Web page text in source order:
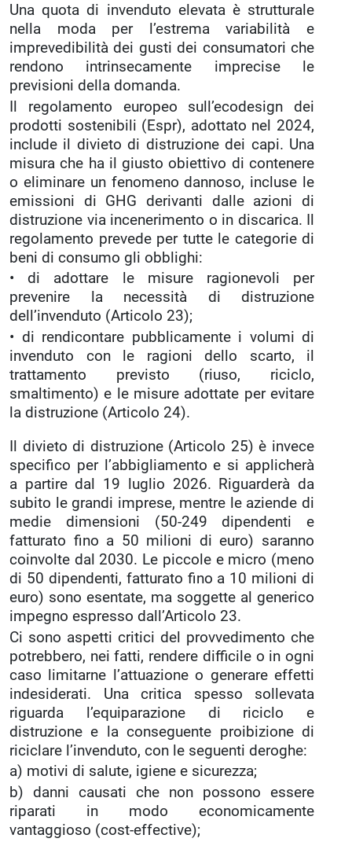
Una quota di invenduto elevata è strutturale
nella moda per l’estrema variabilità e
imprevedibilità dei gusti dei consumatori che
rendono intrinsecamente imprecise le
previsioni della domanda.
Il regolamento europeo sull’ecodesign dei
prodotti sostenibili (Espr), adottato nel 2024,
include il divieto di distruzione dei capi. Una
misura che ha il giusto obiettivo di contenere
o eliminare un fenomeno dannoso, incluse le
emissioni di GHG derivanti dalle azioni di
distruzione via incenerimento o in discarica. Il
regolamento prevede per tutte le categorie di
beni di consumo gli obblighi:
• di adottare le misure ragionevoli per
prevenire la necessità di distruzione
dell’invenduto (Articolo 23);
• di rendicontare pubblicamente i volumi di
invenduto con le ragioni dello scarto, il
trattamento previsto (riuso, riciclo,
smaltimento) e le misure adottate per evitare
la distruzione (Articolo 24).
Il divieto di distruzione (Articolo 25) è invece
specifico per l’abbigliamento e si applicherà
a partire dal 19 luglio 2026. Riguarderà da
subito le grandi imprese, mentre le aziende di
medie dimensioni (50-249 dipendenti e
fatturato fino a 50 milioni di euro) saranno
coinvolte dal 2030. Le piccole e micro (meno
di 50 dipendenti, fatturato fino a 10 milioni di
euro) sono esentate, ma soggette al generico
impegno espresso dall’Articolo 23.
Ci sono aspetti critici del provvedimento che
potrebbero, nei fatti, rendere difficile o in ogni
caso limitarne l’attuazione o generare effetti
indesiderati. Una critica spesso sollevata
riguarda l’equiparazione di riciclo e
distruzione e la conseguente proibizione di
riciclare l’invenduto, con le seguenti deroghe:
a) motivi di salute, igiene e sicurezza;
b) danni causati che non possono essere
riparati in modo economicamente
vantaggioso (cost-effective);